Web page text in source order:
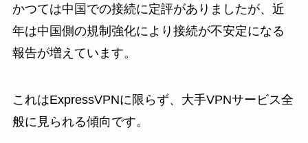
かつては中国での接続に定評がありましたが、近
年は中国側の規制強化により接続が不安定になる
報告が増えています。
これはExpressVPNに限らず、大手VPNサービス全
般に見られる傾向です。